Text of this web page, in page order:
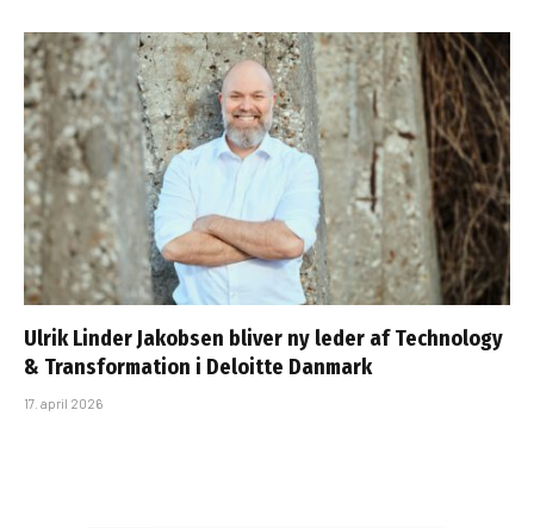
Ulrik Linder Jakobsen bliver ny leder af Technology
& Transformation i Deloitte Danmark
17. april 2026